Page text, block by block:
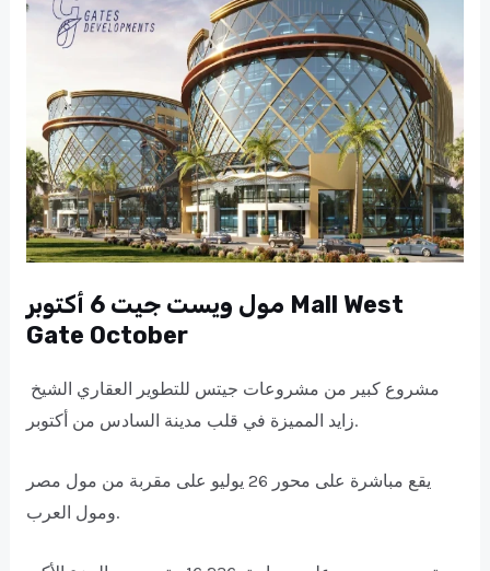
مول ويست جيت 6 أكتوبر Mall West
Gate October
زايد المميزة في قلب مدينة السادس من أكتوبر.
يقع مباشرة على محور 26 يوليو على مقربة من مول مصر
ومول العرب.